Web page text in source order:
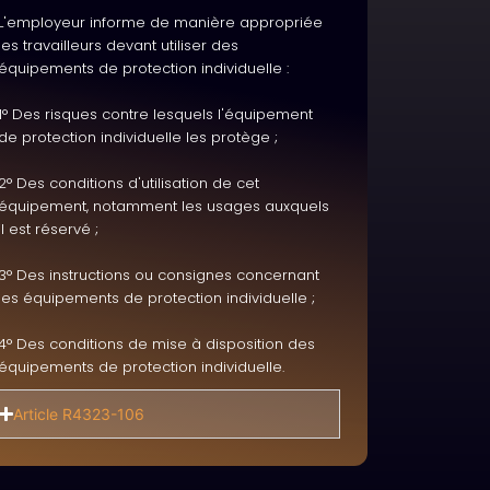
informe de manière appropriée
travailleurs devant utiliser des
de protection individuelle :
Des risques contre lesquels l'équipement
protection individuelle les protège ;
Des conditions d'utilisation de cet
notamment les usages auxquels
est réservé ;
Des instructions ou consignes concernant
équipements de protection individuelle ;
Des conditions de mise à disposition des
de protection individuelle.
Article R4323-106